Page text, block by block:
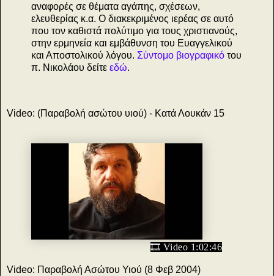
αναφορές σε θέματα αγάπης, σχέσεων,
ελευθερίας κ.α. Ο διακεκριμένος ιερέας σε αυτό
που τον καθιστά πολύτιμο για τους χριστιανούς,
στην ερμηνεία και εμβάθυνση του Ευαγγελικού
και Αποστολικού λόγου. Σύντομο βιογραφικό του
π. Νικολάου δείτε εδώ.
Video: (Παραβολή ασώτου υιού) - Κατά Λουκάν 15
🎞️ Video 1:02:46
Video: Παραβολή Ασώτου Υιού (8 Φεβ 2004)